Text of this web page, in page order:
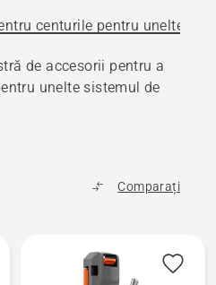
centurile pentru unelte
de accesorii pentru a
unelte sistemul de
Comparați